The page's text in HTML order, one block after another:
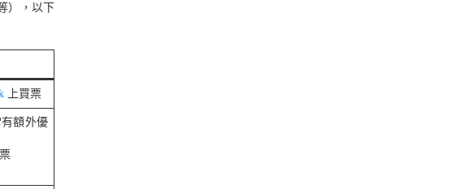
），以下
上買票
額外優